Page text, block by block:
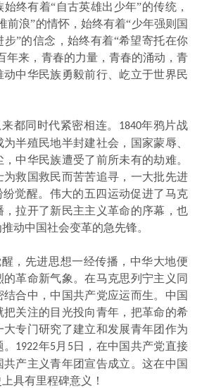
终有着“自古英雄出少年”的传统，
前浪”的情怀，始终有着“少年强则国
”的信念，始终有着“希望寄托在你
年来，青春的力量，青春的涌动，青
中华民族勇毅前行、屹立于世界民
都同时代紧密相连。 1840年鸦片战
半殖民地半封建社会，国家蒙辱、
中华民族遭受了前所未有的劫难。
救国救民而苦苦追寻，一大批先进
纷觉醒。伟大的五四运动促进了马克
，拉开了新民主主义革命的序幕，也
动中国社会变革的急先锋。
，先进思想一经传播，中华大地便
革命新气象。在马克思列宁主义同
合中，中国共产党应运而生。中国
关注的目光投向青年，把革命的希
专门研究了建立和发展青年团作为
1922年5月 5日，在中国共产党直接
产主义青年团宣告成立。这在中国
具有里程碑意义！